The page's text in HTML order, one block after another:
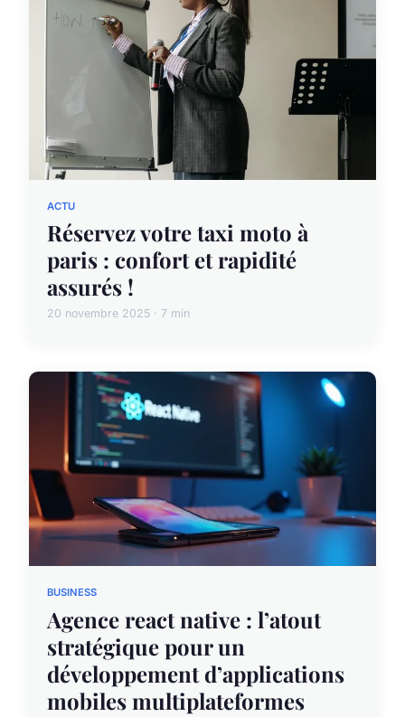
ACTU
Réservez votre taxi moto à
paris : confort et rapidité
assurés !
20 novembre 2025 · 7 min
BUSINESS
Agence react native : l’atout
stratégique pour un
développement d’applications
mobiles multiplateformes